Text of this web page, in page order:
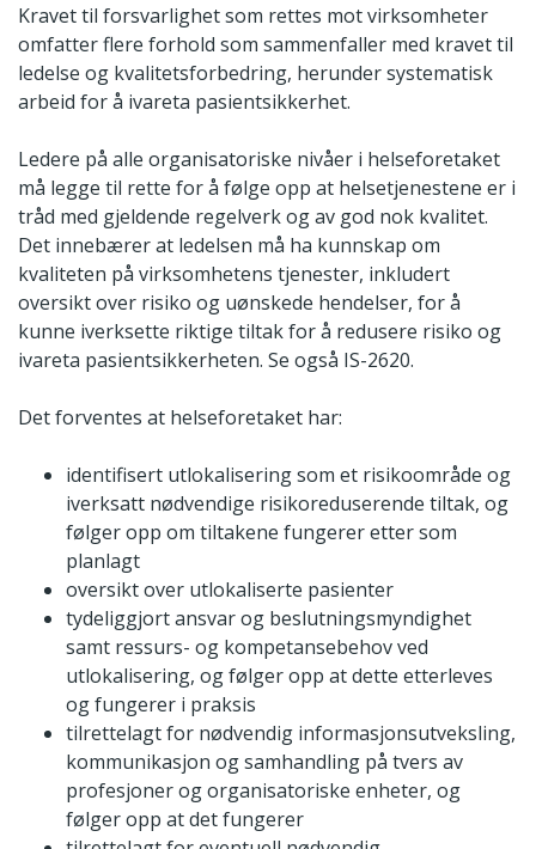
Kravet til forsvarlighet som rettes mot virksomheter
omfatter flere forhold som sammenfaller med kravet til
ledelse og kvalitetsforbedring, herunder systematisk
arbeid for å ivareta pasientsikkerhet.
Ledere på alle organisatoriske nivåer i helseforetaket
må legge til rette for å følge opp at helsetjenestene er i
tråd med gjeldende regelverk og av god nok kvalitet.
Det innebærer at ledelsen må ha kunnskap om
kvaliteten på virksomhetens tjenester, inkludert
oversikt over risiko og uønskede hendelser, for å
kunne iverksette riktige tiltak for å redusere risiko og
ivareta pasientsikkerheten. Se også IS-2620.
Det forventes at helseforetaket har:
identifisert utlokalisering som et risikoområde og
iverksatt nødvendige risikoreduserende tiltak, og
følger opp om tiltakene fungerer etter som
planlagt
oversikt over utlokaliserte pasienter
tydeliggjort ansvar og beslutningsmyndighet
samt ressurs- og kompetansebehov ved
utlokalisering, og følger opp at dette etterleves
og fungerer i praksis
tilrettelagt for nødvendig informasjonsutveksling,
kommunikasjon og samhandling på tvers av
profesjoner og organisatoriske enheter, og
følger opp at det fungerer